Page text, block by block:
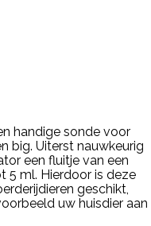
handige sonde voor
big. Uiterst nauwkeurig
een fluitje van een
5 ml. Hierdoor is deze
geschikt,
uw huisdier aan